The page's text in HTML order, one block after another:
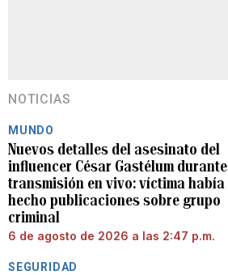
NOTICIAS
MUNDO
Nuevos detalles del asesinato del
influencer César Gastélum durante
transmisión en vivo: víctima había
hecho publicaciones sobre grupo
criminal
6 de agosto de 2026 a las 2:47 p.m.
SEGURIDAD